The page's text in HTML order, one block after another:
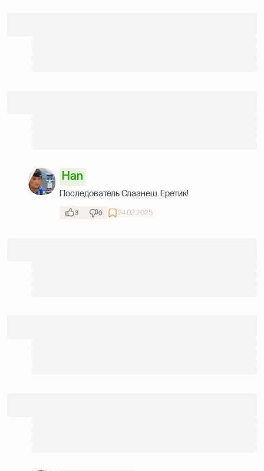
Han
Последователь Слаанеш. Еретик!
3 0 24.02.2025